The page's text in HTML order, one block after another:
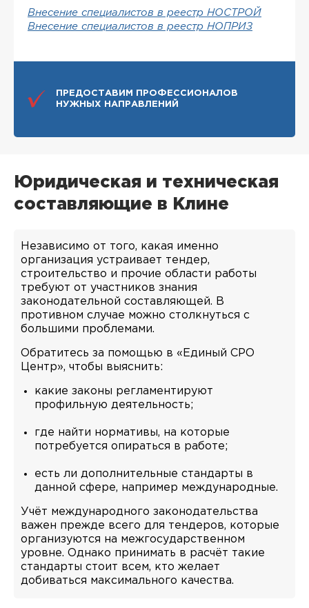
Внесение специалистов в реестр НОСТРОЙ
Внесение специалистов в реестр НОПРИЗ
ПРЕДОСТАВИМ ПРОФЕССИОНАЛОВ
НУЖНЫХ НАПРАВЛЕНИЙ
Юридическая и техническая
составляющие в Клине
Независимо от того, какая именно
организация устраивает тендер,
строительство и прочие области работы
требуют от участников знания
законодательной составляющей. В
противном случае можно столкнуться с
большими проблемами.
Обратитесь за помощью в «Единый СРО
Центр», чтобы выяснить:
какие законы регламентируют
профильную деятельность;
где найти нормативы, на которые
потребуется опираться в работе;
есть ли дополнительные стандарты в
данной сфере, например международные.
Учёт международного законодательства
важен прежде всего для тендеров, которые
организуются на межгосударственном
уровне. Однако принимать в расчёт такие
стандарты стоит всем, кто желает
добиваться максимального качества.